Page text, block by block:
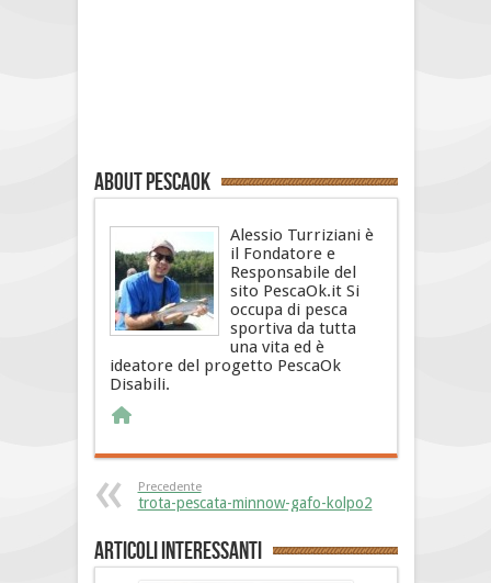
About PescaOk
Alessio Turriziani è
il Fondatore e
Responsabile del
sito PescaOk.it Si
occupa di pesca
sportiva da tutta
una vita ed è
ideatore del progetto PescaOk
Disabili.
Precedente
trota-pescata-minnow-gafo-kolpo2
Articoli interessanti